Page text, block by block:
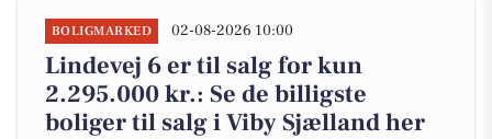
BOLIGMARKED 02-08-2026 10:00
Lindevej 6 er til salg for kun
2.295.000 kr.: Se de billigste
boliger til salg i Viby Sjælland her